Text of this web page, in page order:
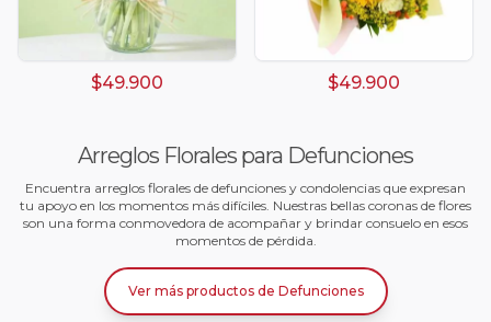
$49.900 $49.900
Arreglos Florales para Defunciones
Encuentra arreglos florales de defunciones y condolencias que expresan
tu apoyo en los momentos más difíciles. Nuestras bellas coronas de flores
son una forma conmovedora de acompañar y brindar consuelo en esos
momentos de pérdida.
Ver más productos de Defunciones